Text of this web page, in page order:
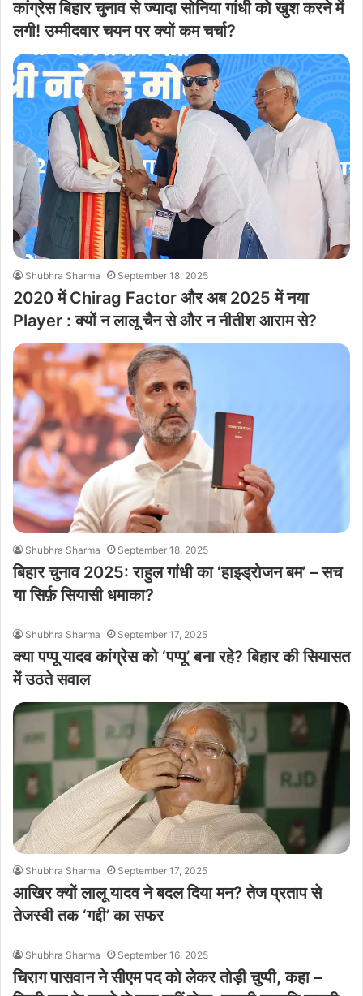
कांग्रेस बिहार चुनाव से ज्यादा सोनिया गांधी को खुश करने में
लगी! उम्मीदवार चयन पर क्यों कम चर्चा?
Shubhra Sharma September 18, 2025
2020 में Chirag Factor और अब 2025 में नया
Player : क्यों न लालू चैन से और न नीतीश आराम से?
Shubhra Sharma September 18, 2025
बिहार चुनाव 2025: राहुल गांधी का ‘हाइड्रोजन बम’ – सच
या सिर्फ़ सियासी धमाका?
Shubhra Sharma September 17, 2025
क्या पप्पू यादव कांग्रेस को ‘पप्पू’ बना रहे? बिहार की सियासत
में उठते सवाल
Shubhra Sharma September 17, 2025
आखिर क्यों लालू यादव ने बदल दिया मन? तेज प्रताप से
तेजस्वी तक ‘गद्दी’ का सफर
Shubhra Sharma September 16, 2025
चिराग पासवान ने सीएम पद को लेकर तोड़ी चुप्पी, कहा –